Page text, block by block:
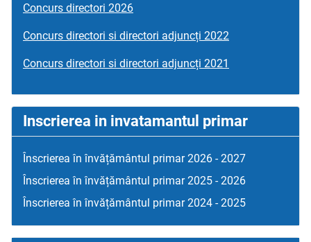
Concurs directori 2026
Concurs directori si directori adjuncți 2022
Concurs directori si directori adjuncți 2021
Inscrierea in invatamantul primar
Înscrierea în învățământul primar 2026 - 2027
Înscrierea în învățământul primar 2025 - 2026
Înscrierea în învățământul primar 2024 - 2025